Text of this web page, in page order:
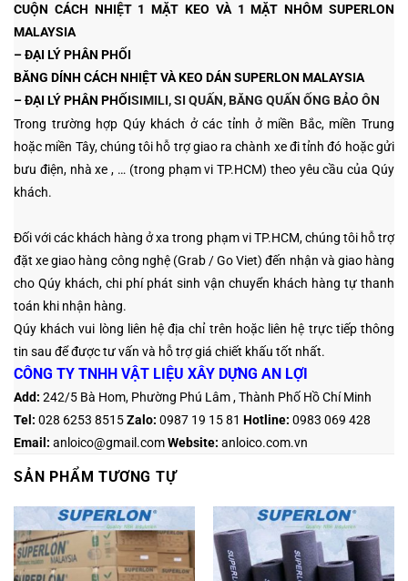
CUỘN CÁCH NHIỆT 1 MẶT KEO VÀ 1 MẶT NHÔM SUPERLON
MALAYSIA
– ĐẠI LÝPHÂN PHỐI
BĂNG DÍNH CÁCH NHIỆT VÀ KEO DÁN SUPERLON MALAYSIA
– ĐẠI LÝPHÂN PHỐISIMILI, SI QUẤN, BĂNG QUẤN ỐNG BẢO ÔN
Trong trường hợp Qúy khách ở các tỉnh ở miền Bắc, miền Trung
hoặc miền Tây, chúng tôi hỗ trợ giao ra chành xe đi tỉnh đó hoặc gửi
bưu điện, nhà xe , … (trong phạm vi TP.HCM) theo yêu cầu của Qúy
khách.
Đối với các khách hàng ở xa trong phạm vi TP.HCM, chúng tôi hỗ trợ
đặt xe giao hàng công nghệ (Grab / Go Viet) đến nhận và giao hàng
cho Qúy khách, chi phí phát sinh vận chuyển khách hàng tự thanh
toán khi nhận hàng.
Qúy khách vui lòng liên hệ địa chỉ trên hoặc liên hệ trực tiếp thông
tin sau để được tư vấn và hỗ trợ giá chiết khấu tốt nhất.
CÔNG TY TNHH VẬT LIỆU XÂY DỰNG AN LỢI
Add: 242/5 Bà Hom, Phường Phú Lâm , Thành Phố Hồ Chí Minh
Tel: 028 6253 8515Zalo: 0987 19 15 81 Hotline: 0983 069 428
Email: anloico@gmail.comWebsite: anloico.com.vn
SẢN PHẨM TƯƠNG TỰ